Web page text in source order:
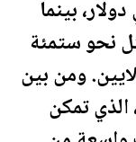
بينما
نحو ستمئة
ومن بين
تمكن